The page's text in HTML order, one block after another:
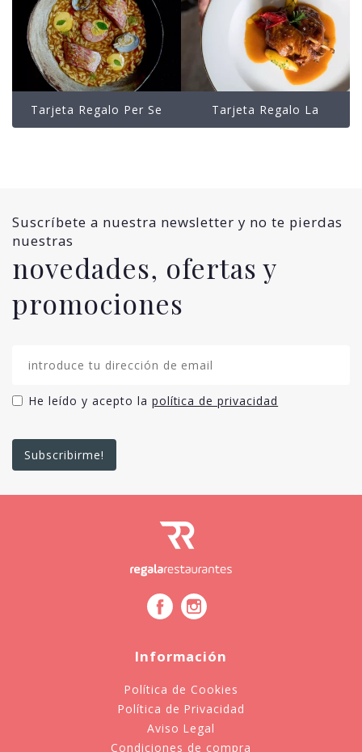
Tarjeta Regalo Per Se Tarjeta Regalo La
Suscríbete a nuestra newsletter y no te pierdas
nuestras
novedades, ofertas y
promociones
He leído y acepto la política de privacidad
Información
Política de Cookies
Política de Privacidad
Aviso Legal
Condiciones de compra